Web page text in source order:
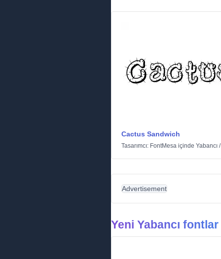
Cactus Sandwich
Tasarımcı: FontMesa içinde Yabancı /
Advertisement
Yeni Yabancı fontlar